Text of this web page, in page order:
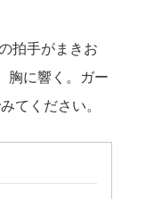
拍手がまきお
胸に響く。ガー
てください。